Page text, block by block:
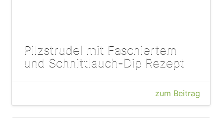
Pilzstrudel mit Faschiertem
und Schnittlauch-Dip Rezept
zum Beitrag